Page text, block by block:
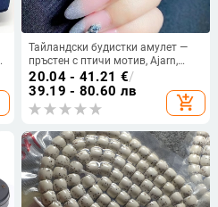
Тайландски будистки амулет —
пръстен с птичи мотив, Ajarn,
стерлингово сребро, 888,
благоприятно
20.04 - 41.21 €/
39.19 - 80.60 лв
add_shopping_cart